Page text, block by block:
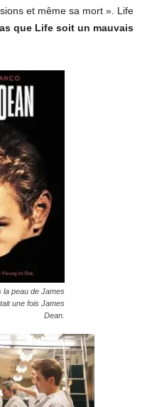
et même sa mort ». Life
que Life soit un mauvais
la peau de James
une fois James
Dean.